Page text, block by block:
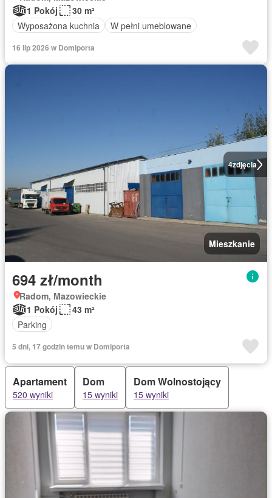
1 Pokój
30 m²
Wyposażona kuchnia
W pełni umeblowane
16 lip 2026 w Domiporta
4zdjęcia
Mieszkanie
694 zł/month
Radom, Mazowieckie
1 Pokój
43 m²
Parking
5 dni, 17 godzin temu w Domiporta
Apartament
520 wyniki
Dom
15 wyniki
Dom Wolnostojący
15 wyniki